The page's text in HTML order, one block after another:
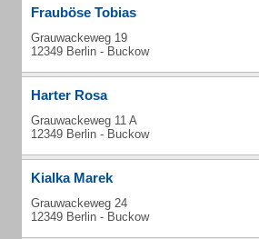
Frauböse Tobias
Grauwackeweg 19
12349 Berlin - Buckow
Harter Rosa
Grauwackeweg 11 A
12349 Berlin - Buckow
Kialka Marek
Grauwackeweg 24
12349 Berlin - Buckow